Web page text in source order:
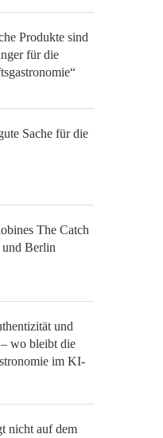
Produkte sind
für die
Sache für die
The Catch
Berlin
und
wo bleibt die
im KI-
nicht auf dem